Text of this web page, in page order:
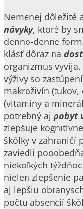
Nemenej dôležité
návyky, ktoré by
denno-denne
klásť dôraz na
organizmus
výživy so
makroživín
(vitamíny a
potrebný aj pobyt
zlepšuje
škôlky v zahraničí
zaviedli
niekoľkých
nielen zlepšenie
aj lepšiu
počtu absencií